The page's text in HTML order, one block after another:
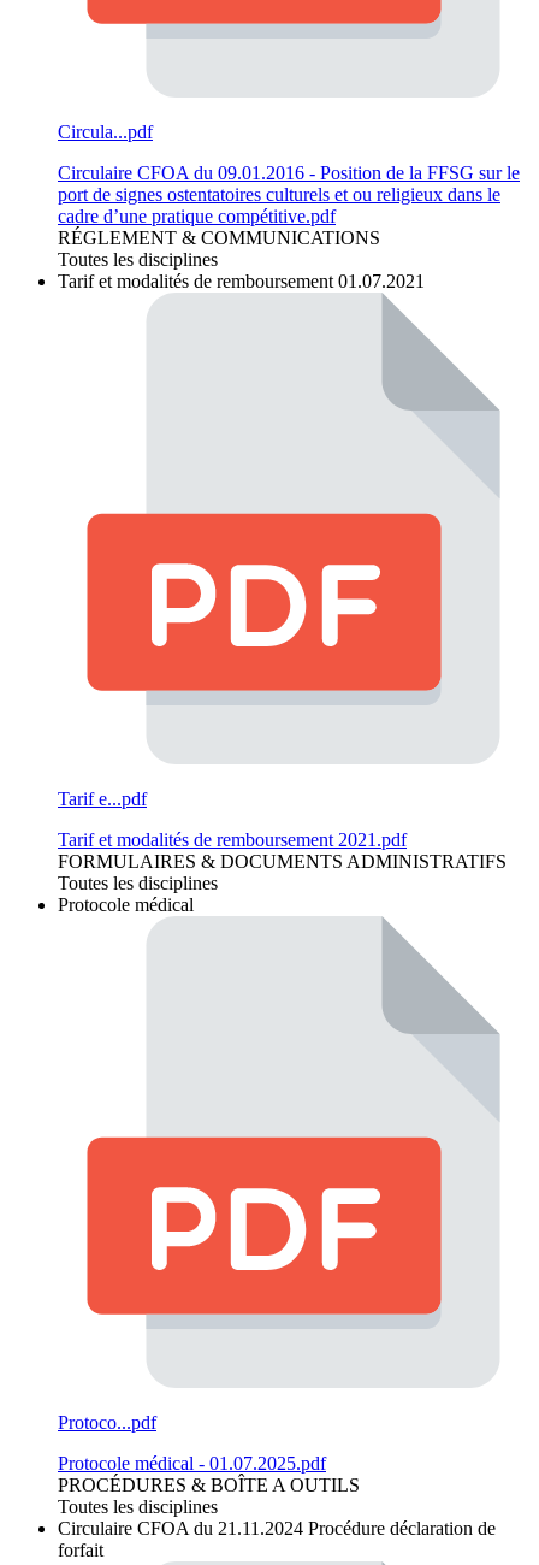
Circula...pdf
Circulaire CFOA du 09.01.2016 - Position de la FFSG sur le
port de signes ostentatoires culturels et ou religieux dans le
cadre d’une pratique compétitive.pdf
RÉGLEMENT & COMMUNICATIONS
Toutes les disciplines
Tarif et modalités de remboursement 01.07.2021
Tarif e...pdf
Tarif et modalités de remboursement 2021.pdf
FORMULAIRES & DOCUMENTS ADMINISTRATIFS
Toutes les disciplines
Protocole médical
Protoco...pdf
Protocole médical - 01.07.2025.pdf
PROCÉDURES & BOÎTE A OUTILS
Toutes les disciplines
Circulaire CFOA du 21.11.2024 Procédure déclaration de
forfait